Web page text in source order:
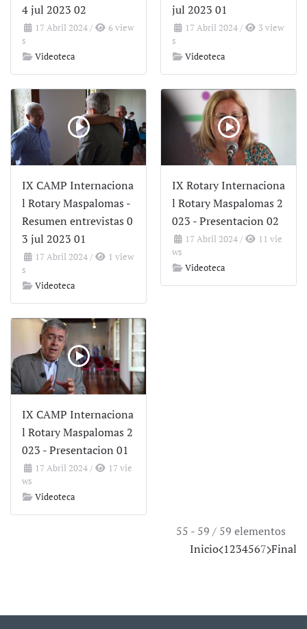
4 jul 2023 02
17 Abril 2024/
6 view
s
Videoteca
jul 2023 01
17 Abril 2024/
3 view
s
Videoteca
IX CAMP Internaciona
l Rotary Maspalomas -
Resumen entrevistas 0
3 jul 2023 01
17 Abril 2024/
1 view
s
Videoteca
IX Rotary Internaciona
l Rotary Maspalomas 2
023 - Presentacion 02
17 Abril 2024/
11 vie
ws
Videoteca
IX CAMP Internaciona
l Rotary Maspalomas 2
023 - Presentacion 01
17 Abril 2024 /
17 vie
ws
Videoteca
55 - 59 / 59 elementos
Inicio 1234567 Final